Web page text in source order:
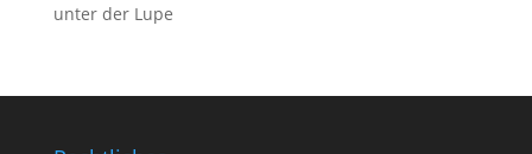
unter der Lupe